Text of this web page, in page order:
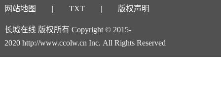
网站地图
TXT 版权声明
长城在线 版权所有 Copyright © 2015-
2020 http://www.ccolw.cn Inc. All Rights Reserved